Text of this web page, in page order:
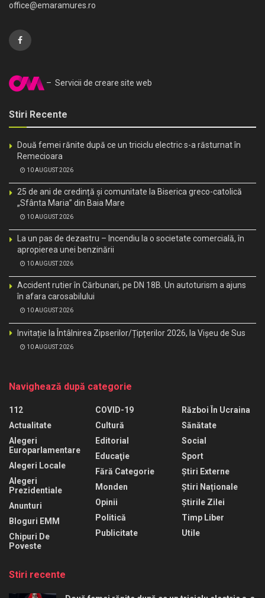
office@emaramures.ro
– Servicii de creare site web
Stiri Recente
Două femei rănite după ce un triciclu electric s-a răsturnat în
Remecioara
10 AUGUST 2026
25 de ani de credință și comunitate la Biserica greco-catolică
„Sfânta Maria” din Baia Mare
10 AUGUST 2026
La un pas de dezastru – Incendiu la o societate comercială, în
apropierea unei benzinării
10 AUGUST 2026
Accident rutier în Cărbunari, pe DN 18B. Un autoturism a ajuns
în afara carosabilului
10 AUGUST 2026
Invitație la Întâlnirea Zipserilor/Țipțerilor 2026, la Vișeu de Sus
10 AUGUST 2026
Navighează după categorie
112
Actualitate
Alegeri
Europarlamentare
Alegeri Locale
Alegeri
Prezidentiale
Anunturi
Bloguri EMM
Chipuri De
Poveste
COVID-19
Cultură
Editorial
Educaţie
Fără Categorie
Monden
Opinii
Politică
Publicitate
Război În Ucraina
Sănătate
Social
Sport
Știri Externe
Știri Naționale
Știrile Zilei
Timp Liber
Utile
Stiri recente